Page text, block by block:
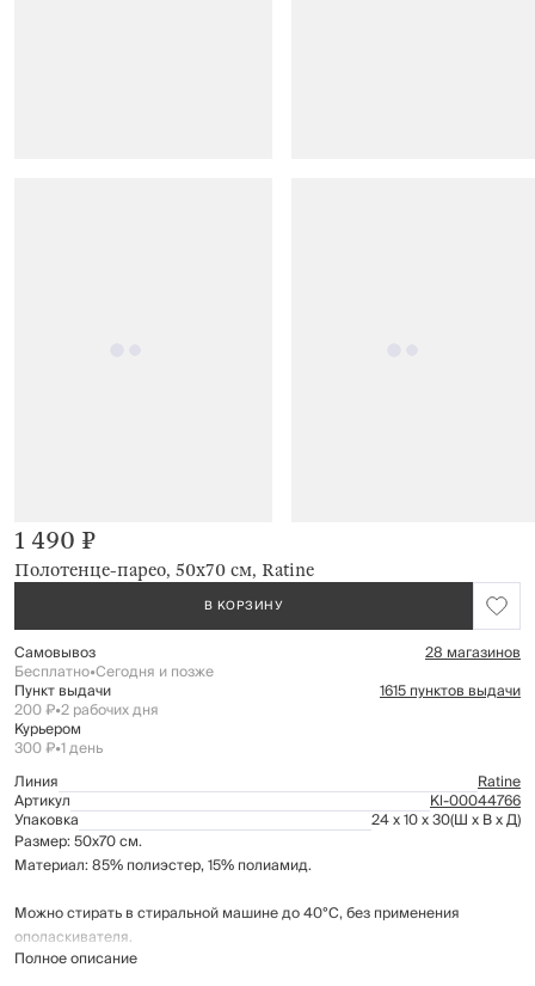
Полотенце-парео, 50х70 см, Ratine
1 490 ₽
В КОРЗИНУ
Самовывоз 28 магазинов
Бесплатно•Сегодня и позже
Пункт выдачи 1615 пунктов выдачи
200 ₽•2 рабочих дня
Курьером
300 ₽•1 день
Линия
Ratine
Артикул Kl-00044766
Упаковка 24 x 10 x 30(Ш x В x Д)
Размер: 50х70 см.
Материал: 85% полиэстер, 15% полиамид.
Можно стирать в стиральной машине до 40°C, без применения
ополаскивателя.
Полное описание